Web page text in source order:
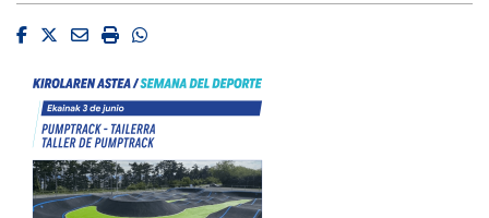
Facebook
Twitter
EmailImprimirWhatsapp